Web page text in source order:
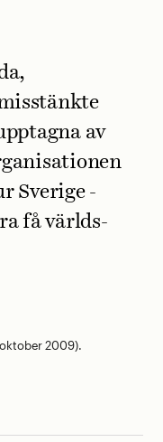
av
Sverige
få världs­
2009).